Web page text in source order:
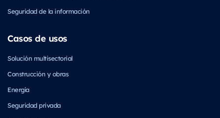
Seguridad de la información
Casos de usos
Solución multisectorial
Construcción y obras
Energía
Seguridad privada